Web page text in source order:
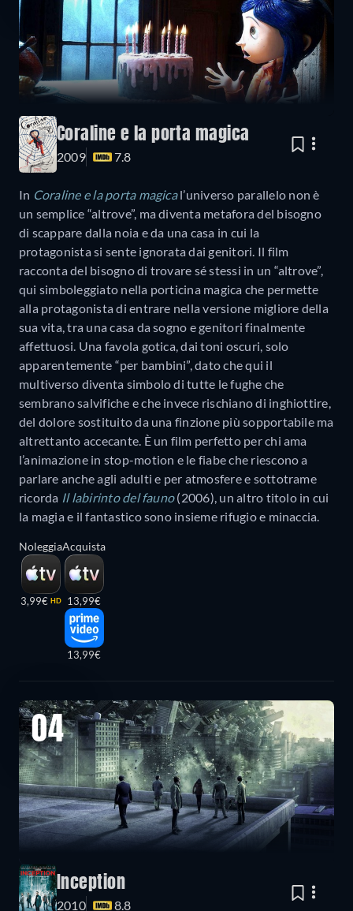
Coraline e la porta magica
2009 7.8
In Coraline e la porta magica l’universo parallelo non è
un semplice “altrove”, ma diventa metafora del bisogno
di scappare dalla noia e da una casa in cui la
protagonista si sente ignorata dai genitori. Il film
racconta del bisogno di trovare sé stessi in un “altrove”,
qui simboleggiato nella porticina magica che permette
alla protagonista di entrare nella versione migliore della
sua vita, tra una casa da sogno e genitori finalmente
affettuosi. Una favola gotica, dai toni oscuri, solo
apparentemente “per bambini”, dato che qui il
multiverso diventa simbolo di tutte le fughe che
sembrano salvifiche e che invece rischiano di inghiottire,
del dolore sostituito da una finzione più sopportabile ma
altrettanto accecante. È un film perfetto per chi ama
l’animazione in stop-motion e le fiabe che riescono a
parlare anche agli adulti e per atmosfere e sottotrame
ricorda Il labirinto del fauno(2006), un altro titolo in cui
la magia e il fantastico sono insieme rifugio e minaccia.
Noleggia
3,99€ HD
Acquista
13,99€
13,99€
04
Inception
2010 8.8